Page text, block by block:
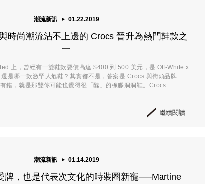
潮流新訊 01.22.2019
時尚潮流沾不上邊的 Crocs 晉升為熱門鞋款之
一
上，曾經有一雙鞋款要價高達 $400 到 500 美元，是 Off-White x
是哪一款激罕人氣鞋？其實都不是，答案是 Crocs 與街頭品牌
錯，就是那雙你可能也覺得很「醜」的橡膠洞洞鞋。Crocs ...
繼續閱讀
潮流新訊 01.14.2019
牌，也是代表次文化的時裝圈新寵──Martine